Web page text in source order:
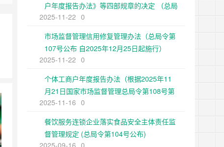
户年度报告办法》等四部规章的决定 （总局
令第108号公布 自2025年12月25日起施
2025-11-22 0
市场监督管理信用修复管理办法（总局令第
107号公布 自2025年12月25日起施行）
2025-11-22 0
个体工商户年度报告办法（根据2025年11
月21日国家市场监督管理总局令第108号第
二次修正）
2025-11-16 0
餐饮服务连锁企业落实食品安全主体责任监
督管理规定 (总局令第104号公布)
2025-09-16 0